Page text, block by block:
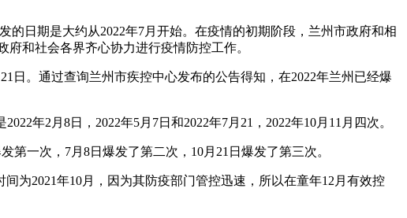
的日期是大约从2022年7月开始。在疫情的初期阶段，兰州市政府和相
和社会各界齐心协力进行疫情防控工作。
日。通过查询兰州市疾控中心发布的公告得知，在2022年兰州已经爆
年2月8日，2022年5月7日和2022年7月21，2022年10月11月四次。
第一次，7月8日爆发了第二次，10月21日爆发了第三次。
为2021年10月，因为其防疫部门管控迅速，所以在童年12月有效控